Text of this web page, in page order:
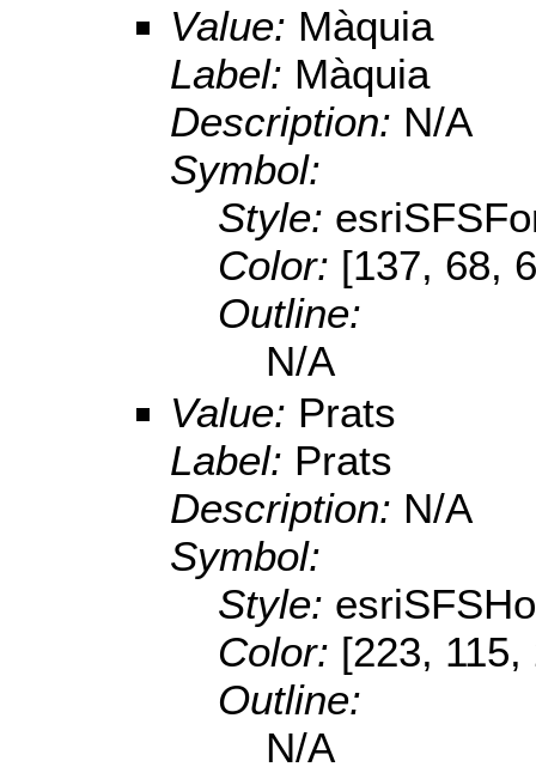
Value: Màquia
Label: Màquia
Description: N/A
Symbol:
Style:
Color: [137, 68,
Outline:
N/A
Value: Prats
Label: Prats
Description: N/A
Symbol:
Style:
Color: [223,
Outline:
N/A